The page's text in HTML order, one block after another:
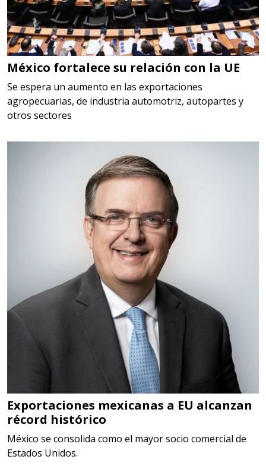
Especificaciones:
HSS, CON RECUBRIMIENTO,
CARBURO, RIMAS, ENDMILLS,
BROCAS, LIMAS, ETC
Aplicar al Requerimiento
Empresa en Querétaro
Requiere:
HERRAMIENTAS DE TORQUE
Especificaciones:
TORQUE CONTROLADO,
MECANICOS, ELECTRONICOS,
DIGITALES, MULTIPLICADORES,
PARA PUNTAS,
Aplicar al Requerimiento
Empresa en Estado de México
SCRAP
Somos Proveedores de GESTION
DE RESIDUOS Y DESTRUCCION
FISCAL
Aplicar al Requerimiento
México fortalece su relación con la UE
Se espera un aumento en las exportaciones
agropecuarias, de industria automotriz, autopartes y
otros sectores
Exportaciones mexicanas a EU alcanzan
récord histórico
México se consolida como el mayor socio comercial de
Estados Unidos.